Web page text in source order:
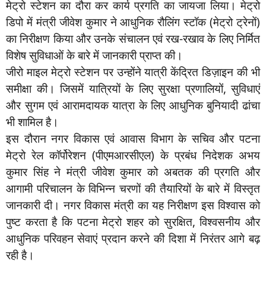
मेट्रो स्टेशन का दौरा कर कार्य प्रगति का जायजा लिया। मेट्रो
डिपो में मंत्री जीवेश कुमार ने आधुनिक रौलिंग स्टॉक (मेट्रो ट्रेनों)
का निरीक्षण किया और उनके संचालन एवं रख-रखाव के लिए निर्मित
विशेष सुविधाओं के बारे में जानकारी प्राप्त की।
जीरो माइल मेट्रो स्टेशन पर उन्होंने यात्री केंद्रित डिज़ाइन की भी
समीक्षा की। जिसमें यात्रियों के लिए सुरक्षा प्रणालियों, सुविधाएं
और सुगम एवं आरामदायक यात्रा के लिए आधुनिक बुनियादी ढांचा
भी शामिल है।
इस दौरान नगर विकास एवं आवास विभाग के सचिव और पटना
मेट्रो रेल कॉर्पोरेशन (पीएमआरसीएल) के प्रबंध निदेशक अभय
कुमार सिंह ने मंत्री जीवेश कुमार को अबतक की प्रगति और
आगामी परिचालन के विभिन्न चरणों की तैयारियों के बारे में विस्तृत
जानकारी दी। नगर विकास मंत्री का यह निरीक्षण इस विश्वास को
पुष्ट करता है कि पटना मेट्रो शहर को सुरक्षित, विश्वसनीय और
आधुनिक परिवहन सेवाएं प्रदान करने की दिशा में निरंतर आगे बढ़
रही है।